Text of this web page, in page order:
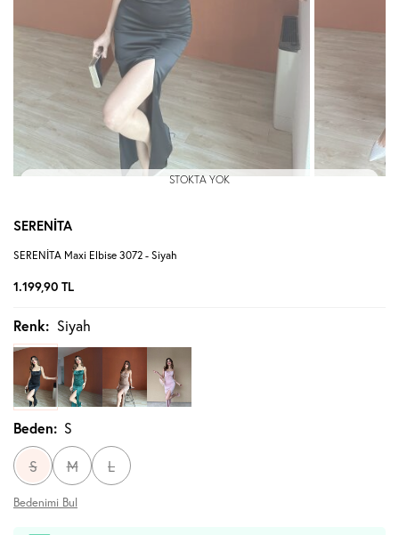
STOKTA YOK
SERENİTA
SERENİTA Maxi Elbise 3072 - Siyah
1.199,90 TL
Renk: Siyah
Beden: S
S M L
Bedenimi Bul